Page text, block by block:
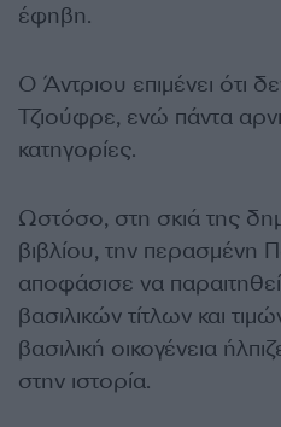
έφηβη.
Ο Άντριου επιμένει ότι
Τζιούφρε, ενώ πάντα
κατηγορίες.
Ωστόσο, στη σκιά της
βιβλίου, την περασμένη
αποφάσισε να
βασιλικών τίτλων και
βασιλική οικογένεια
στην ιστορία.